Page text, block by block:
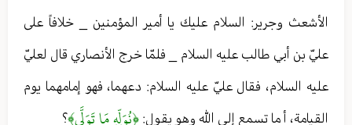
الأشعث وجرير: السلام عليك يا أمير المؤمنين _ خلافاً على
عليّ بن أبي طالب عليه السلام _ فلمّا خرج الأنصاري قال لعليّ
عليه السلام، فقال عليّ عليه السلام: دعهما، فهو إمامهما يوم
القيامة، أ ما تسمع إلى الله وهو يقول: ﴿نُوَلِّهِ مَا تَوَلَّى﴾؟